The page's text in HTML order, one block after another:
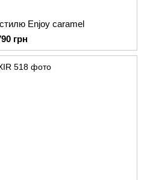
Enjoy caramel
грн